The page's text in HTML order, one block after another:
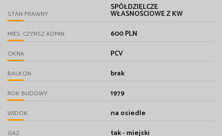
STAN PRAWNY
SPÓŁDZIELCZE
WŁASNOŚCIOWE Z KW
MIES. CZYNSZ ADMIN. 600 PLN
OKNA PCV
BALKON brak
ROK BUDOWY 1979
WIDOK na osiedle
GAZ tak - miejski